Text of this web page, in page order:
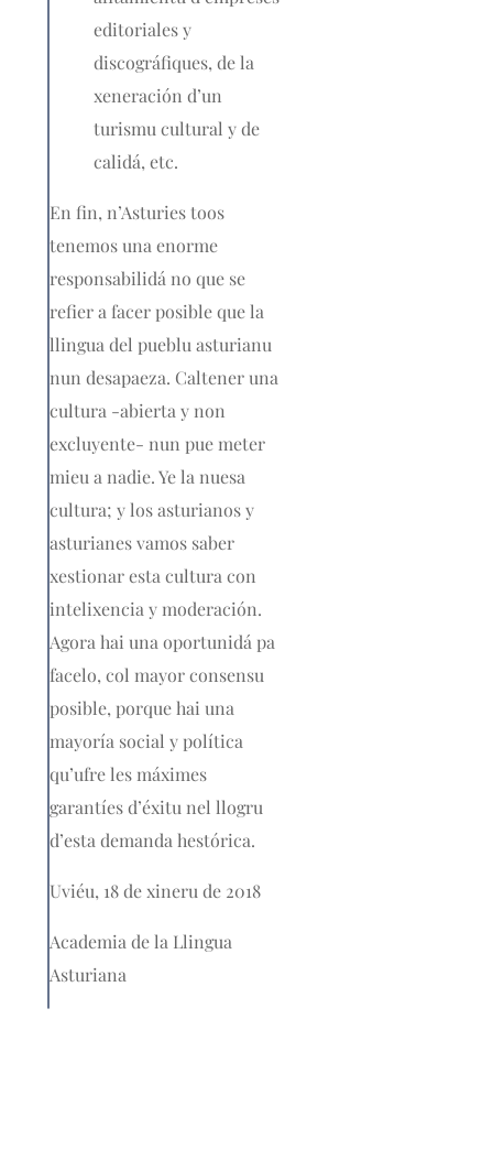
editoriales y
discográfiques, de la
xeneración d’un
turismu cultural y de
calidá, etc.
En fin, n’Asturies toos
tenemos una enorme
responsabilidá no que se
refier a facer posible que la
llingua del pueblu asturianu
nun desapaeza. Caltener una
cultura -abierta y non
excluyente- nun pue meter
mieu a nadie. Ye la nuesa
cultura; y los asturianos y
asturianes vamos saber
xestionar esta cultura con
intelixencia y moderación.
Agora hai una oportunidá pa
facelo, col mayor consensu
posible, porque hai una
mayoría social y política
qu’ufre les máximes
garantíes d’éxitu nel llogru
d’esta demanda hestórica.
Uviéu, 18 de xineru de 2018
Academia de la Llingua
Asturiana